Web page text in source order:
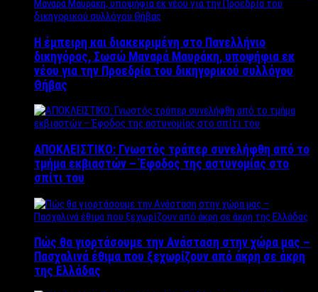
Η έμπειρη και διακεκριμένη στο Πανελλήνιο
δικηγόρος, Σωσώ Μαναρά Μαυράκη, υποψήφια εκ
νέου για την Προεδρία του δικηγορικού συλλόγου
Θήβας
ΑΠΟΚΛΕΙΣΤΙΚΟ: Γνωστός τράπερ συνελήφθη από το
τμήμα εκβιαστών – Έφοδος της αστυνομίας στο
σπίτι του
Πώς θα γιορτάσουμε την Ανάσταση στην χώρα μας –
Πασχαλινά έθιμα που ξεχωρίζουν από άκρη σε άκρη
της Ελλάδας